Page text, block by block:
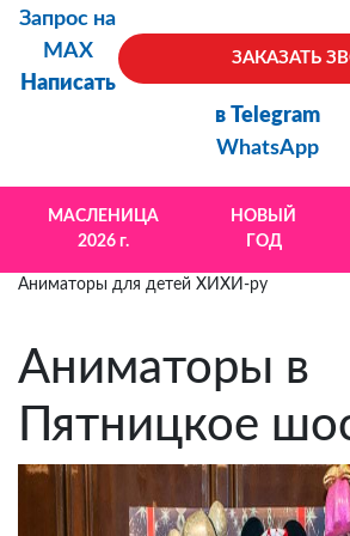
ЗАКАЗАТЬ
Запрос на
MAX
Написать
в Telegram
WhatsApp
МАСЛЕНИЦА
2026 г.
НОВЫЙ
ГОД
Аниматоры для детей ХИХИ-ру
Аниматоры в
Пятницкое